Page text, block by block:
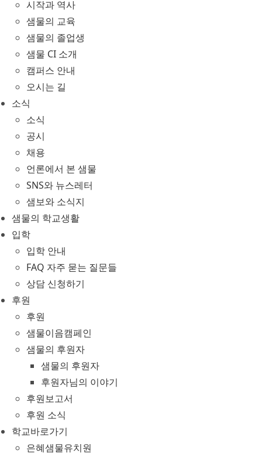
시작과 역사
샘물의 교육
샘물의 졸업생
샘물 CI 소개
캠퍼스 안내
오시는 길
소식
소식
공시
채용
언론에서 본 샘물
SNS와 뉴스레터
샘보와 소식지
샘물의 학교생활
입학
입학 안내
FAQ 자주 묻는 질문들
상담 신청하기
후원
후원
샘물이음캠페인
샘물의 후원자
샘물의 후원자
후원자님의 이야기
후원보고서
후원 소식
학교바로가기
은혜샘물유치원